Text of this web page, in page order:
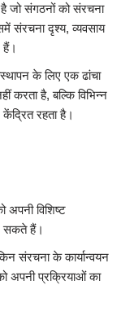
जो संगठनों को संरचना
संरचना दृश्य, व्यवसाय
हैं।
के लिए एक ढांचा
करता है, बल्कि विभिन्न
रहता है।
विशिष्ट
सकते हैं।
संरचना के कार्यान्वयन
अपनी प्रक्रियाओं का